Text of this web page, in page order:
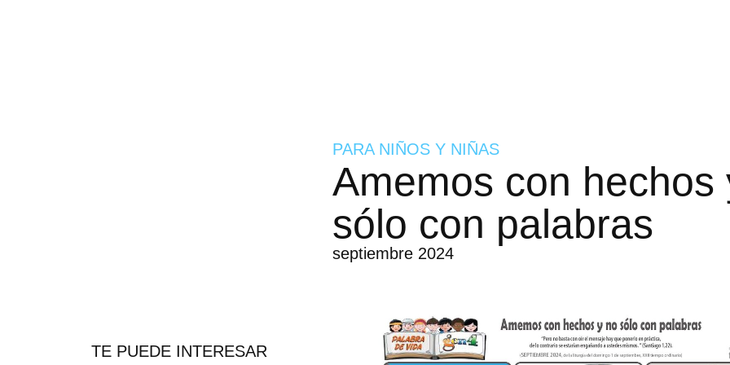
TE PUEDE INTERESAR
PARA NIÑOS Y NIÑAS
Amemos con hechos
sólo con palabras
septiembre 2024